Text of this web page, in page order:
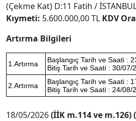
(Çekme Kat) D:11 Fatih /
Kıymeti: 5.600.000,00 TL KDV
Artırma Bilgileri
1.Artırma
Başlangıç Tarih ve Saati :
Bitiş Tarih ve Saati : 30/07/
2.Artırma
Başlangıç Tarih ve Saati :
Bitiş Tarih ve Saati : 24/08/
18/05/2026(İİK m.114 ve m.126)